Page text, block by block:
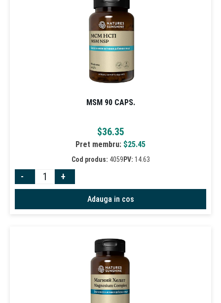
MSM 90 CAPS.
$36.35
Pret membru: $25.45
Cod produs: 4059 PV: 14.63
- +
Adauga in cos